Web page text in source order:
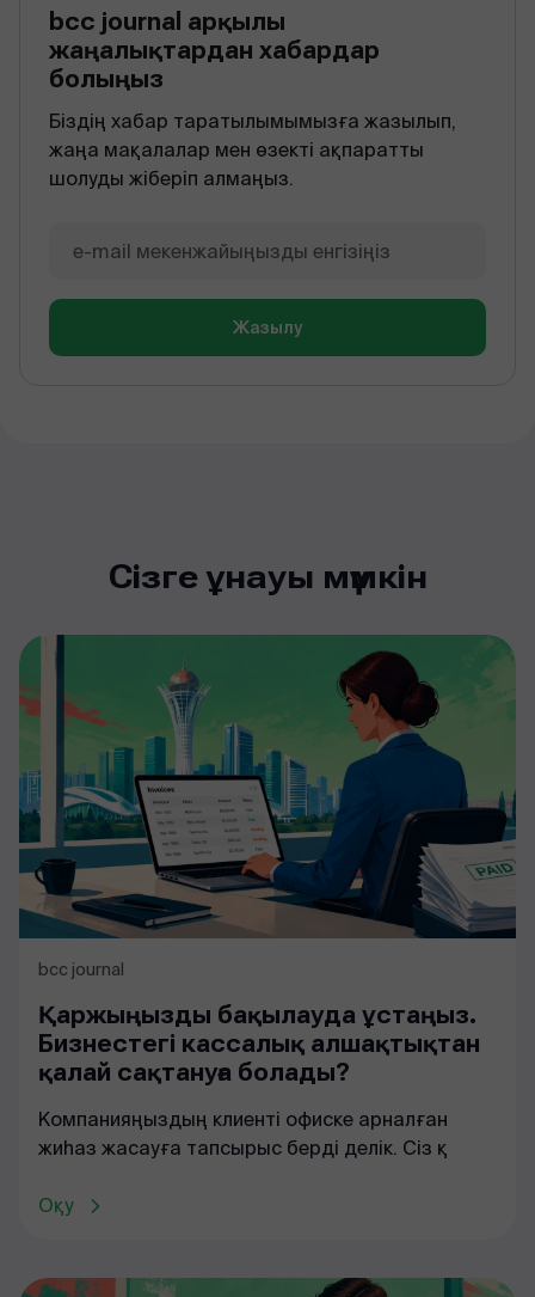
bcc journal арқылы
жаңалықтардан хабардар
болыңыз
Біздің хабар таратылымымызға жазылып,
жаңа мақалалар мен өзекті ақпаратты
шолуды жіберіп алмаңыз.
Жазылу
Сізге ұнауы мүмкін
bcc journal
Қаржыңызды бақылауда ұстаңыз.
Бизнестегі кассалық алшақтықтан
қалай сақтануға болады?
Компанияңыздың клиенті офиске арналған
жиһаз жасауға тапсырыс берді делік. Сіз қ
Оқу